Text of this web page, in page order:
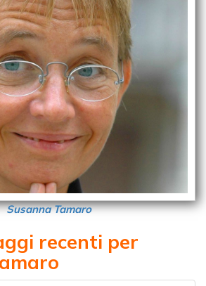
Susanna Tamaro
recenti per